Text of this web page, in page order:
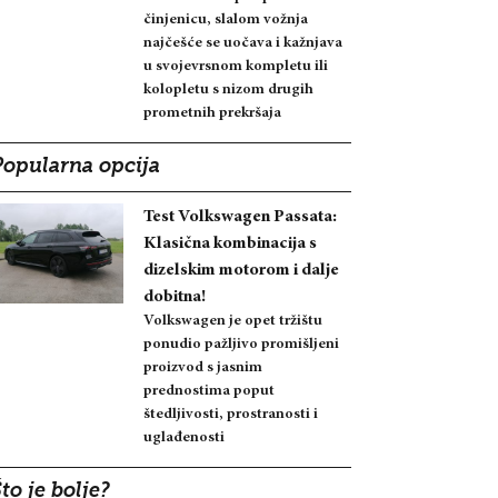
činjenicu, slalom vožnja
najčešće se uočava i kažnjava
u svojevrsnom kompletu ili
kolopletu s nizom drugih
prometnih prekršaja
opcija
Test Volkswagen Passata:
Klasična kombinacija s
dizelskim motorom i dalje
dobitna!
Volkswagen je opet tržištu
ponudio pažljivo promišljeni
proizvod s jasnim
prednostima poput
štedljivosti, prostranosti i
uglađenosti
je bolje?